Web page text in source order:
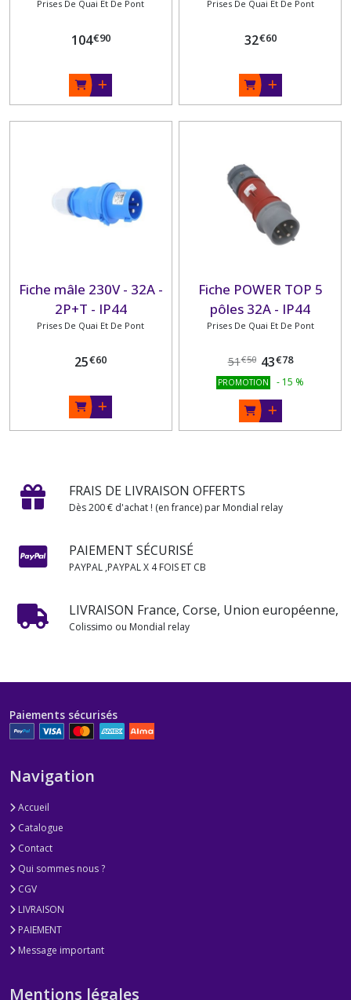
Prises De Quai Et De Pont
104€90
IP44
Prises De Quai Et De Pont
32€60
Fiche mâle 230V - 32A -
2P+T - IP44
Prises De Quai Et De Pont
25€60
Fiche POWER TOP 5
pôles 32A - IP44
Prises De Quai Et De Pont
51€50 43€78
PROMOTION - 15 %
FRAIS DE LIVRAISON OFFERTS
Dès 200 € d'achat ! (en france) par Mondial relay
PAIEMENT SÉCURISÉ
PAYPAL ,PAYPAL X 4 FOIS ET CB
LIVRAISON France, Corse, Union européenne,
Colissimo ou Mondial relay
Paiements sécurisés
Navigation
Accueil
Catalogue
Contact
Qui sommes nous ?
CGV
LIVRAISON
PAIEMENT
Message important
Mentions légales